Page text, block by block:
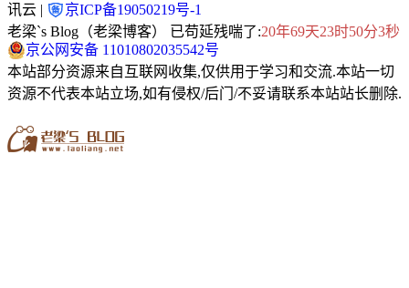
讯云 |
京ICP备19050219号-1
老梁`s Blog（老梁博客） 已苟延残喘了:20年69天23时50分4秒
京公网安备 11010802035542号
本站部分资源来自互联网收集,仅供用于学习和交流.本站一切
资源不代表本站立场,如有侵权/后门/不妥请联系本站站长删除.